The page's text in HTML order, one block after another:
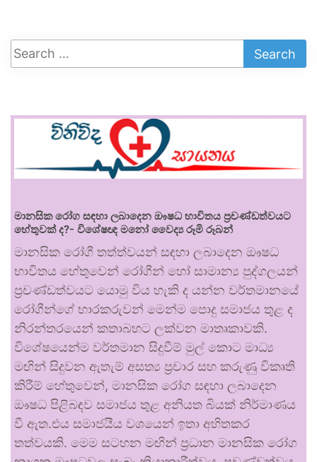
මානසික රෝග සඳහා ලබාදෙන ඖෂධ භාවිතය ප්‍රචණ්ඩත්වයට
හේතුවක් ද?- විශේෂඥ මනෝ වෛද්‍ය රූමි රූබන්
මානසික රෝගී තත්ත්වයන් සඳහා ලබාදෙන ඖෂධ
භාවිතය හේතුවෙන් රෝගීන් හෝ සාමාන්‍ය පුද්ගලයන්
ප්‍රචණ්ඩත්වයට යොමු විය හැකි ද යන්න වර්තමානයේ
රෝගීන්ගේ භාරකරුවන් මෙන්ම පොදු සමාජය තුළ ද
නිරන්තරයෙන් කතාබහට ලක්වන මාතෘකාවකි.
විශේෂයෙන්ම වර්තමාන සිදුවීම් මුල් කොට මාධ්‍ය
මඟින් සිදුවන ඇතැම් අසත්‍ය ප්‍රචාර සහ කරුණු විකෘති
කිරීම් හේතුවෙන්, මානසික රෝග සඳහා ලබාදෙන
ඖෂධ පිළිබඳව සමාජය තුළ අනියත බියක් නිර්මාණය
වී ඇත.එය සමාජයීය වශයෙන් ඉතා අහිතකර
තත්වයකි. මෙම සටහන මඟින් ප්‍රධාන මානසික රෝග